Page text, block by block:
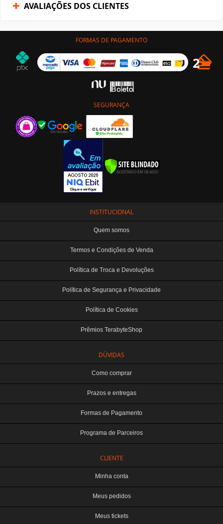
AVALIAÇÕES DOS CLIENTES
FORMAS DE PAGAMENTO
SEGURANÇA
INSTITUCIONAL
Quem somos
Termos e Condições de Venda
Política de Troca e Devoluções
Política de Segurança e Privacidade
Política de Cookies
Prêmios TerabyteShop
DÚVIDAS
Como comprar
Prazos e entregas
Formas de Pagamento
Programa de Parceiros
CLIENTE
Minha conta
Meus pedidos
Meus tickets